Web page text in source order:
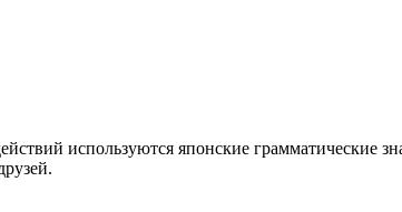
используются японские грамматические